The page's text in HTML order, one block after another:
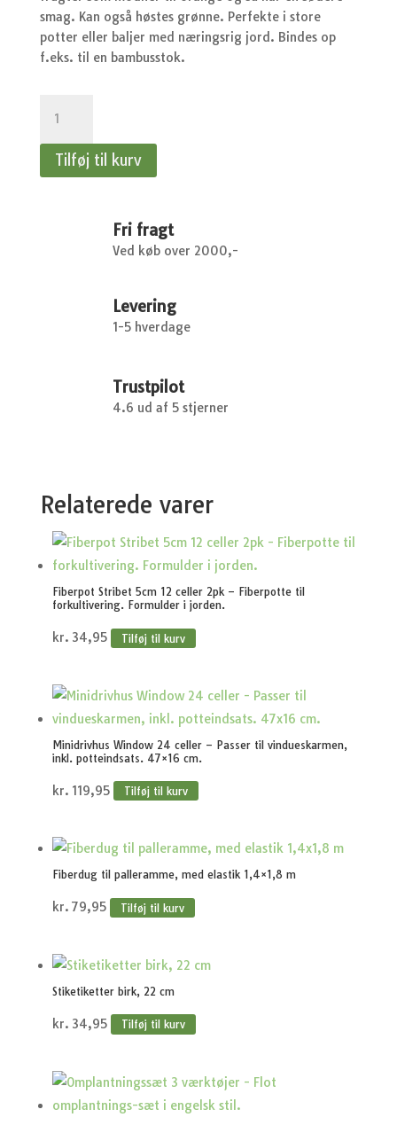
smag. Kan også høstes grønne. Perfekte i store
potter eller baljer med næringsrig jord. Bindes op
f.eks. til en bambusstok.
Sød
-
Peber,
Tilføj til kurv
Fri fragt
Ved køb over 2000,-
Levering
1-5 hverdage
Trustpilot
4.6 ud af 5 stjerner
Relaterede varer
Fiberpot Stribet 5cm 12 celler 2pk – Fiberpotte til
forkultivering. Formulder i jorden.
kr. 34,95 Tilføj til kurv
Minidrivhus Window 24 celler – Passer til vindueskarmen,
inkl. potteindsats. 47×16 cm.
kr. 119,95 Tilføj til kurv
Fiberdug til palleramme, med elastik 1,4×1,8 m
kr. 79,95 Tilføj til kurv
Stiketiketter birk, 22 cm
kr. 34,95 Tilføj til kurv